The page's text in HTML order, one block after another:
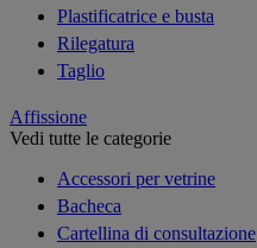
Plastificatrice e busta
Rilegatura
Taglio
Affissione
Vedi tutte le categorie
Accessori per vetrine
Bacheca
Cartellina di consultazione